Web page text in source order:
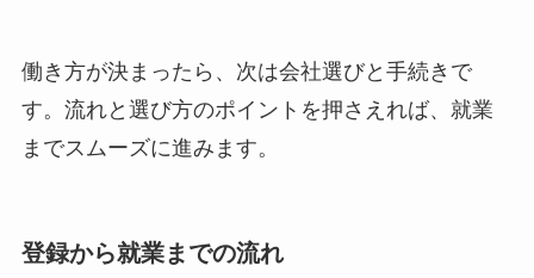
働き方が決まったら、次は会社選びと手続きで
す。流れと選び方のポイントを押さえれば、就業
までスムーズに進みます。
登録から就業までの流れ